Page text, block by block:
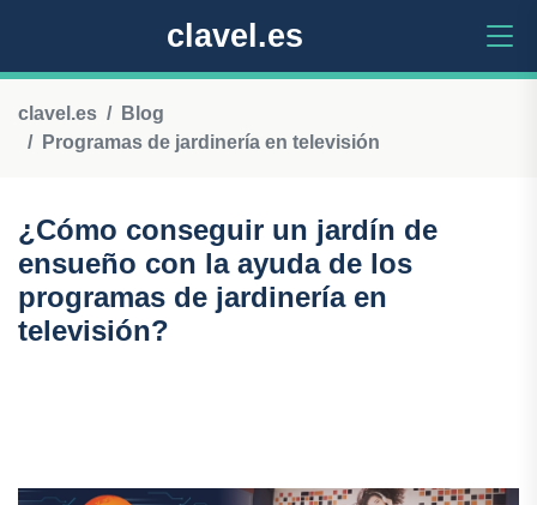
clavel.es
clavel.es
Blog
Programas de jardinería en televisión
¿Cómo conseguir un jardín de
ensueño con la ayuda de los
programas de jardinería en
televisión?